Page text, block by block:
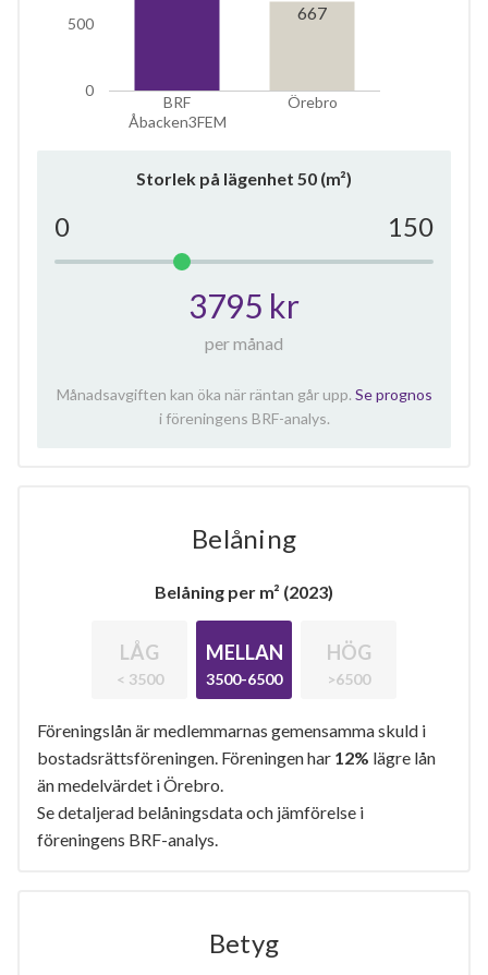
BRF
Åbacken3FEM
Örebro
0
500
667
Storlek på lägenhet 50 (m²)
0 150
3795 kr
per månad
Månadsavgiften kan öka när räntan går upp. Se prognos
i föreningens BRF-analys.
Belåning
Belåning per m² (2023)
LÅG
< 3500
MELLAN
3500-6500
HÖG
>6500
Föreningslån är medlemmarnas gemensamma skuld i
bostadsrättsföreningen. Föreningen har 12% lägre lån
än medelvärdet i Örebro.
Se detaljerad belåningsdata och jämförelse i
föreningens BRF-analys.
Betyg